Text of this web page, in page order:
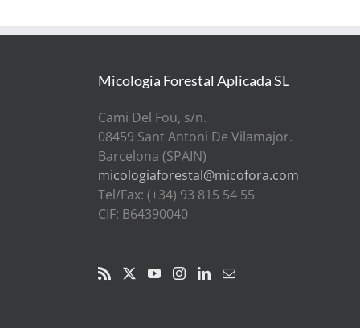
à
Micologia Forestal Aplicada SL
Cami Del Fou, s/n.
08459 Sant Antoni De Vilamajor.
Barcelona (SPAIN)
micologiaforestal@micofora.com
Tel/Fax: (+34) 93 815 54 55
CIF: B64390040